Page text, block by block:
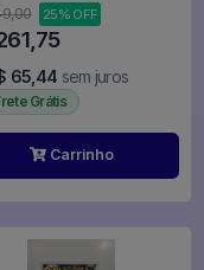
AWAY 1787 -
Television #1787
25% OFF
65,44 sem juros
Grátis
Carrinho